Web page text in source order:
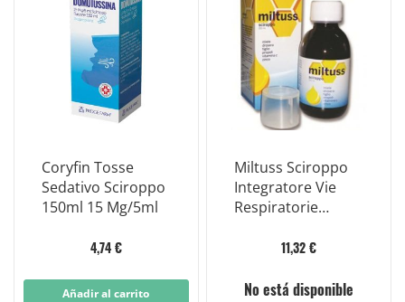
Coryfin Tosse
Sedativo Sciroppo
150ml 15 Mg/5ml
4,74 €
Añadir al carrito
Miltuss Sciroppo
Integratore Vie
Respiratorie
11,32 €
No está disponible